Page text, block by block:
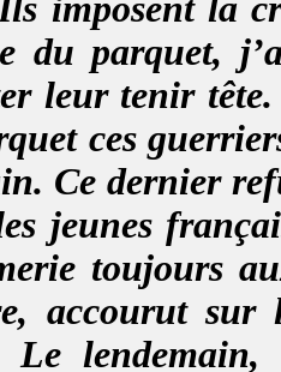
imposent la
du parquet,
leur tenir
ces
Ce dernier
jeunes
toujours
accourut sur
Le